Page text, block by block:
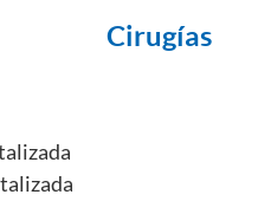
Cirugías